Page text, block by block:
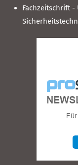
Fachzeitschrift